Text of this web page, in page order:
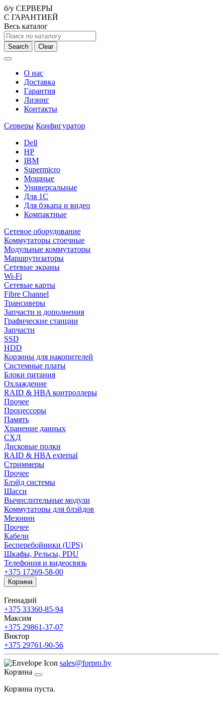
б/у СЕРВЕРЫ
С ГАРАНТИЕЙ
Весь каталог
Search Clear
О нас
Доставка
Гарантия
Лизинг
Контакты
Серверы Конфигуратор
Dell
HP
IBM
Supermicro
Мощные
Универсальные
Для 1С
Для бэкапа и видео
Компактные
Сетевое оборудование
Коммутаторы стоечные
Модульные коммутаторы
Маршрутизаторы
Сетевые экраны
Wi-Fi
Сетевые карты
Fibre Channel
Трансиверы
Запчасти и дополнения
Графические станции
Запчасти
SSD
HDD
Корзины для накопителей
Системные платы
Блоки питания
Охлаждение
RAID & HBA контроллеры
Прочее
Процессоры
Память
Хранение данных
СХД
Дисковые полки
RAID & HBA external
Стриммеры
Прочее
Блэйд системы
Шасси
Вычислительные модули
Коммутаторы для блэйдов
Мезонин
Прочее
Кабели
Бесперебойники (UPS)
Шкафы, Рельсы, PDU
Телефония и видеосвязь
+375 17269-58-00
Корзина
Геннадий
+375 33360-85-94
Максим
+375 29861-37-07
Виктор
+375 29761-90-56
sales@forpro.by
Корзина
Корзина пуста.